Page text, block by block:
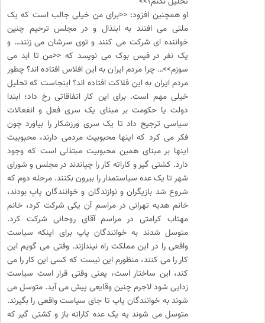
او همچنین افزود: <<برای من خیلی جالب است که یک
ملتی می افتند به ابتذال و در مجلس ترحیم چنین
خواننده ای شرکت می کنند و توی سرشان می زنند… و
یک نفر در فیس بوک می نویسد که <<من تا ابد می
سوزم>>… چرا مردم ایران به این افلاس افتاده اند؟ چطور
مردم ایران به این فلاکت افتاده اند؟ اینجاست که تحلیل
خیلی مهم است. برای این کار اتفاقاتی رخ داد؛ ابتدا
دولت یا حکومت بر مبنای یک سری فعل و انفعالات
سیاسی ترجیح داد تا یک سری ورزشکار را بیاورد چون
فکر می کرد که اینها محبوبیت مردمی دارند، محبوبیت
اینها بر مبنای همین محبوبیت مبتذلی است که وجود
دارد. کشتی گیر و کاراته کار را چپاندند در مجلس و شورای
شهر تا یک عده سیاستمدار را بیرون بکنند. مرحله دوم که
شروع شد بازیگران و نوازندگان و خوانندگان پاپ بودند،
خانم هدیه تهرانی در مراسم آن یکی شرکت کرد، خانم
مهتاب کرامتی در مراسم آقای روحانی شرکت کرد.
متوسل شدند به خوانندگان پاپ برای اینکه سیاست
واقعی را در این مملکت راه نیندازند. وقتی می گویم این
کار را می کنند، منظورم این نیست که کسی این کار را می
کند، این ساختار است، یعنی وقتی قرار است سیاست
زدایی شود لاجرم چنین وقایعی پیش می آید. متوسل می
شوند به خوانندگان پاپ تا جای سیاست واقعی را بگیرند.
متوسل می شوند یه یک عده کاراته باز و کشتی گیر که